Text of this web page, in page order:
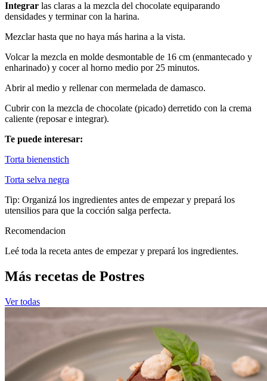
Integrar las claras a la mezcla del chocolate equiparando
densidades y terminar con la harina.
Mezclar hasta que no haya más harina a la vista.
Volcar la mezcla en molde desmontable de 16 cm (enmantecado y
enharinado) y cocer al horno medio por 25 minutos.
Abrir al medio y rellenar con mermelada de damasco.
Cubrir con la mezcla de chocolate (picado) derretido con la crema
caliente (reposar e integrar).
Te puede interesar:
Torta bienenstich
Torta selva negra
Tip: Organizá los ingredientes antes de empezar y prepará los
utensilios para que la cocción salga perfecta.
Recomendacion
Leé toda la receta antes de empezar y prepará los ingredientes.
Más recetas de Postres
Ver todas